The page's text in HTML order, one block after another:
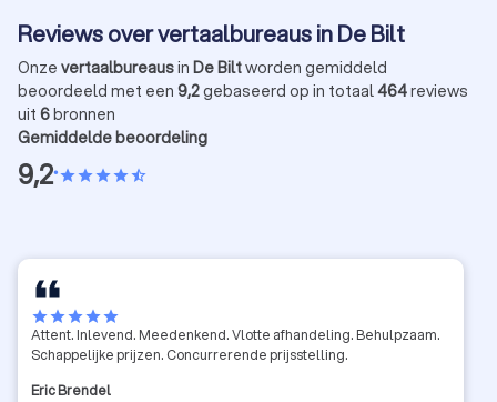
Reviews over vertaalbureaus in De Bilt
Onze vertaalbureausin De Biltworden gemiddeld
beoordeeld met een 9,2gebaseerd op in totaal464reviews
uit 6bronnen
Gemiddelde beoordeling
9,2•starstarstarstarstar_half
starstarstarstarstar
Attent. Inlevend. Meedenkend. Vlotte afhandeling. Behulpzaam.
Schappelijke prijzen. Concurrerende prijsstelling.
Eric Brendel